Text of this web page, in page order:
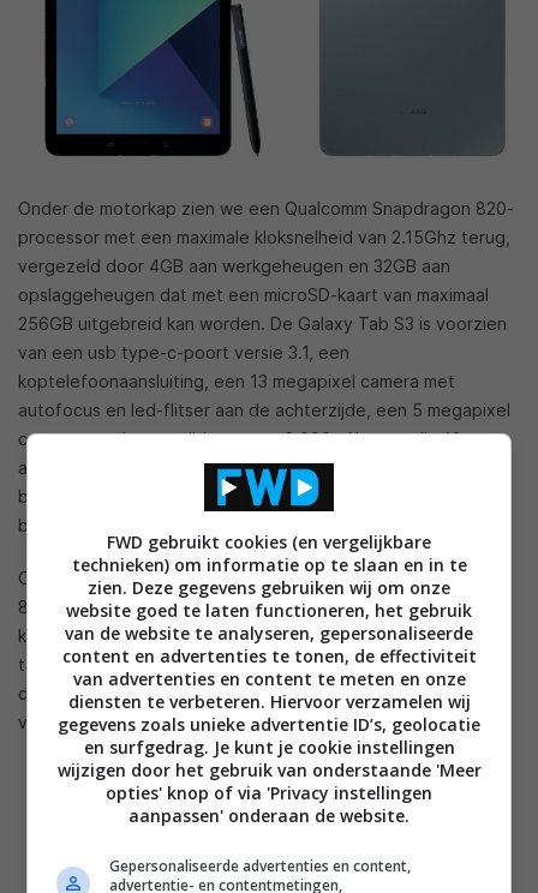
Onder de motorkap zien we een Qualcomm Snapdragon 820-
processor met een maximale kloksnelheid van 2.15Ghz terug,
vergezeld door 4GB aan werkgeheugen en 32GB aan
opslaggeheugen dat met een microSD-kaart van maximaal
256GB uitgebreid kan worden. De Galaxy Tab S3 is voorzien
van een usb type-c-poort versie 3.1, een
koptelefoonaansluiting, een 13 megapixel camera met
autofocus en led-flitser aan de achterzijde, een 5 megapixel
camera aan de voorzijde en een 6.000mAh accu die 12 uur
aan batterijduur biedt en ondersteuning voor snelladen
biedt. De tablet is voorzien van een premium design dat
bestaat uit glas en metaal.
Op het gebied van draadloze communicatie zien we WiFi
802.11 a/b/n/g/ac, Bluetooth 4.2 en gps + Glonass terug. Er
komen ook versies met 4G/LTE voor mobiel internet. De
tablet draait op Android 6.0 Marshmallow met daar overheen
de eigen schil van Samsung. De tablet heeft een afmeting
van 237.3 x 169.0 x 6.0mm en weegt 429 gram.
FWD gebruikt cookies (en vergelijkbare
technieken) om informatie op te slaan en in te
zien. Deze gegevens gebruiken wij om onze
website goed te laten functioneren, het gebruik
van de website te analyseren, gepersonaliseerde
content en advertenties te tonen, de effectiviteit
van advertenties en content te meten en onze
diensten te verbeteren. Hiervoor verzamelen wij
gegevens zoals unieke advertentie ID’s, geolocatie
en surfgedrag. Je kunt je cookie instellingen
wijzigen door het gebruik van onderstaande 'Meer
opties' knop of via 'Privacy instellingen
aanpassen' onderaan de website.
Gepersonaliseerde advertenties en content,
advertentie- en contentmetingen,